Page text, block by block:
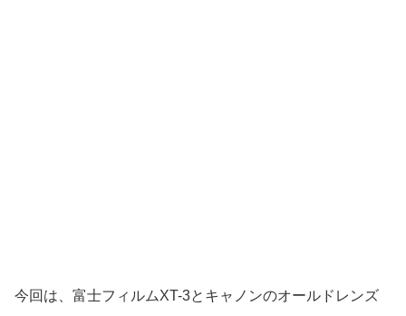
今回は、富士フィルムXT-3とキャノンのオールドレンズ